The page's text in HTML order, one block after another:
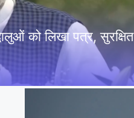
को लिखा पत्र, सुरक्षित